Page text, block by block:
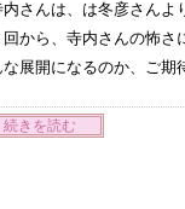
内さんは、は冬彦さ
回から、寺内さんの
な展開になるのか、ご期
続きを読む